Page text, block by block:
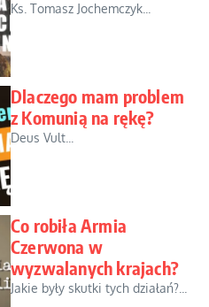
Ks. Tomasz Jochemczyk...
Dlaczego mam problem
z Komunią na rękę?
Deus Vult...
Co robiła Armia
Czerwona w
wyzwalanych krajach?
Jakie były skutki tych działań?...